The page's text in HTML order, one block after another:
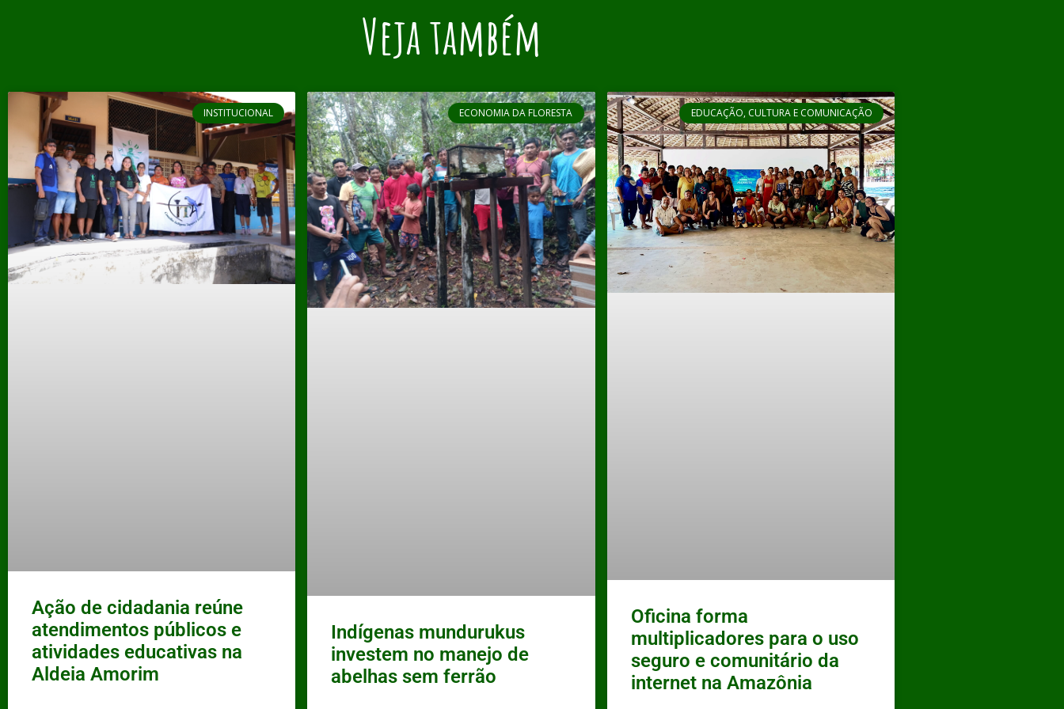
Veja também
INSTITUCIONAL
Ação de cidadania reúne
atendimentos públicos e
atividades educativas na
Aldeia Amorim
ECONOMIA DA FLORESTA
Indígenas mundurukus
investem no manejo de
abelhas sem ferrão
EDUCAÇÃO, CULTURA E COMUNICAÇÃO
Oficina forma
multiplicadores para o uso
seguro e comunitário da
internet na Amazônia